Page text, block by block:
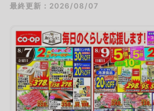
最終更新：2026/08/07